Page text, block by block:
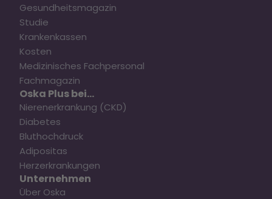
Gesundheitsmagazin
Studie
Krankenkassen
Kosten
Medizinisches Fachpersonal
Fachmagazin
Oska Plus bei...
Nierenerkrankung (CKD)
Diabetes
Bluthochdruck
Adipositas
Herzerkrankungen
Unternehmen
Über Oska